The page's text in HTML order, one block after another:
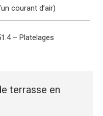
courant d’air)
– Platelages
terrasse en